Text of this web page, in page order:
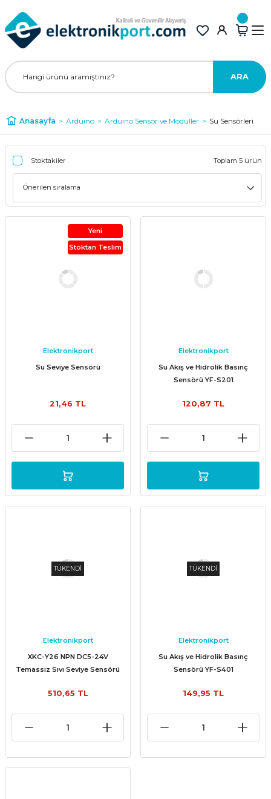
ARA
Anasayfa Arduino Arduino Sensör ve Modüller Su Sensörleri
Stoktakiler Toplam 5 ürün
Yeni
Stoktan Teslim
Elektronikport
Su Seviye Sensörü
21,46 TL
Elektronikport
Su Akış ve Hidrolik Basınç
Sensörü YF-S201
120,87 TL
TÜKENDİ
Elektronikport
XKC-Y26 NPN DC5-24V
Temassız Sıvı Seviye Sensörü
510,65 TL
TÜKENDİ
Elektronikport
Su Akış ve Hidrolik Basınç
Sensörü YF-S401
149,95 TL